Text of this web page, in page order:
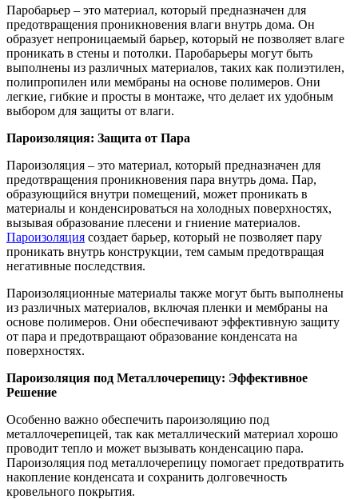
Паробарьер – это материал, который предназначен для
предотвращения проникновения влаги внутрь дома. Он
образует непроницаемый барьер, который не позволяет влаге
проникать в стены и потолки. Паробарьеры могут быть
выполнены из различных материалов, таких как полиэтилен,
полипропилен или мембраны на основе полимеров. Они
легкие, гибкие и просты в монтаже, что делает их удобным
выбором для защиты от влаги.
Пароизоляция: Защита от Пара
Пароизоляция – это материал, который предназначен для
предотвращения проникновения пара внутрь дома. Пар,
образующийся внутри помещений, может проникать в
материалы и конденсироваться на холодных поверхностях,
вызывая образование плесени и гниение материалов.
Пароизоляция создает барьер, который не позволяет пару
проникать внутрь конструкции, тем самым предотвращая
негативные последствия.
Пароизоляционные материалы также могут быть выполнены
из различных материалов, включая пленки и мембраны на
основе полимеров. Они обеспечивают эффективную защиту
от пара и предотвращают образование конденсата на
поверхностях.
Пароизоляция под Металлочерепицу: Эффективное
Решение
Особенно важно обеспечить пароизоляцию под
металлочерепицей, так как металлический материал хорошо
проводит тепло и может вызывать конденсацию пара.
Пароизоляция под металлочерепицу помогает предотвратить
накопление конденсата и сохранить долговечность
кровельного покрытия.